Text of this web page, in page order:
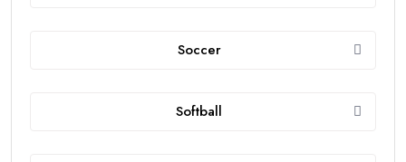
Soccer
Softball